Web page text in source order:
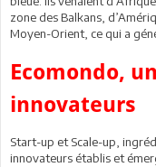
zone des Balkans,
Moyen-Orient, ce qui a
Ecomondo,
innovateurs
Start-up et Scale-up,
innovateurs établis et